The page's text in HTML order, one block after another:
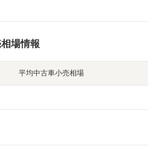
場情報
平均中古車小売相場